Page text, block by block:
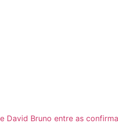
David Bruno entre as